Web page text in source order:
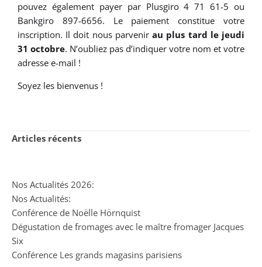
pouvez également payer par Plusgiro 4 71 61-5 ou
Bankgiro 897-6656. Le paiement constitue votre
inscription. Il doit nous parvenirau plus tard le jeudi
31 octobre. N’oubliez pas d’indiquer votre nom et votre
adresse e-mail !
Soyez les bienvenus !
Articles récents
Nos Actualités 2026:
Nos Actualités:
Conférence de Noëlle Hörnquist
Dégustation de fromages avec le maître fromager Jacques
Six
Conférence Les grands magasins parisiens